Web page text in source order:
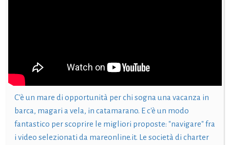
C'è un mare di opportunità per chi sogna una vacanza in
barca, magari a vela, in catamarano. E c'è un modo
fantastico per scoprire le migliori proposte: "navigare" fra
i video selezionati da mareonline.it. Le società di charter